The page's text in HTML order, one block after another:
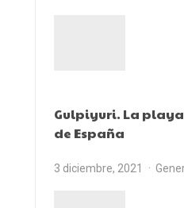
Gulpiyuri. La
de España
3 diciembre, 2021